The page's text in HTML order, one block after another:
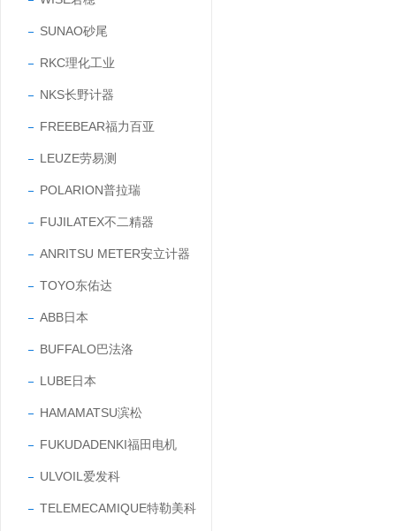
SUNAO砂尾
RKC理化工业
NKS长野计器
FREEBEAR福力百亚
LEUZE劳易测
POLARION普拉瑞
FUJILATEX不二精器
ANRITSU METER安立计器
TOYO东佑达
ABB日本
BUFFALO巴法洛
LUBE日本
HAMAMATSU滨松
FUKUDADENKI福田电机
ULVOIL爱发科
TELEMECAMIQUE特勒美科